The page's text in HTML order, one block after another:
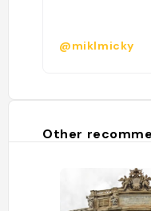
@miklmicky
Other